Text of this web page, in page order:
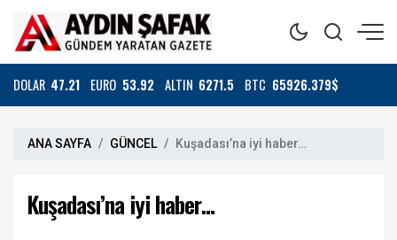
DOLAR 47.21 EURO 53.92 ALTIN 6271.5 BTC 65926.379$
ANA SAYFA GÜNCEL Kuşadası’na iyi haber…
Kuşadası’na iyi haber…